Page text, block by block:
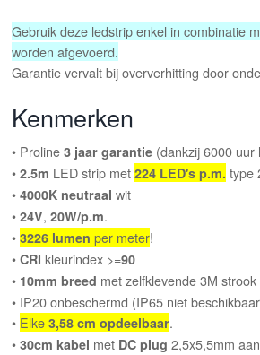
Gebruik deze ledstrip enkel in combinatie
worden afgevoerd.
Garantie vervalt bij oververhitting door
Kenmerken
• Proline3 jaar garantie (dankzij 6000 uur
•2.5m LED strip met224 LED's p.m. type
•4000K neutraal wit
•24V,20W/p.m.
•3226 lumen per meter!
•CRI kleurindex >=90
• 10mm breed met zelfklevende 3M strook
• IP20 onbeschermd (IP65 niet
• Elke3,58 cm opdeelbaar.
•30cm kabel met DC plug 2,5x5,5mm